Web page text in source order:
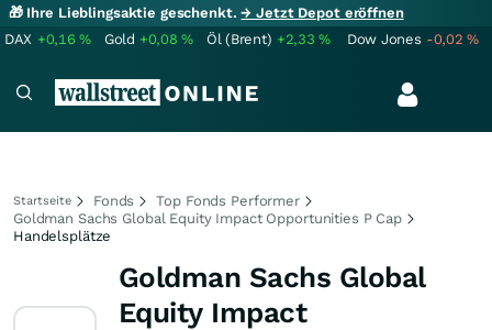
🎁 Ihre Lieblingsaktie geschenkt.→ Jetzt Depot eröffnen
DAX +0,16% Gold +0,08% Öl (Brent) +2,33% Dow Jones -0,02%
Startseite Fonds
Top Fonds Performer
Goldman Sachs Global Equity Impact Opportunities P Cap
Handelsplätze
Goldman Sachs Global
Equity Impact